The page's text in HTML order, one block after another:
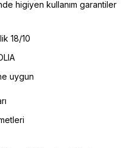
higiyen kullanım garantiler
18/10
uygun